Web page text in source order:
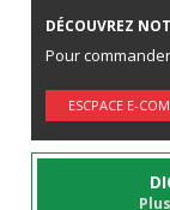
DÉCOUVREZ
Pour
ESCPACE E-